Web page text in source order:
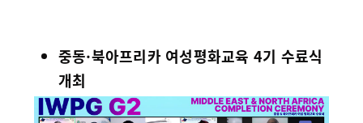
중동·북아프리카 여성평화교육 4기 수료식
개최